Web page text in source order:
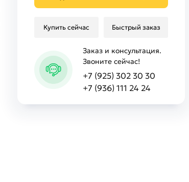
Купить сейчас Быстрый заказ
Заказ и консультация.
Звоните сейчас!
+7 (925) 302 30 30
+7 (936) 111 24 24